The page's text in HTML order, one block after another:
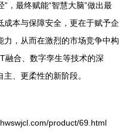
，最终赋能“智慧大脑”做出最
本与保障安全，更在于赋予企
，从而在激烈的市场竞争中构
融合、数字孪生等技术的深
、更柔性的新阶段。
product/69.html